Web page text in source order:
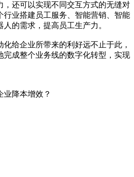
，还可以实现不同交互方式的无缝对
行业搭建员工服务、智能营销、智能
的需求，提高员工生产力。
给企业所带来的利好远不止于此，
完成整个业务线的数字化转型，实现
业降本增效？